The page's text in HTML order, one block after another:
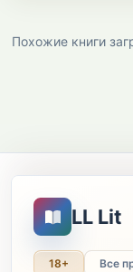
Похожие книги
LL Lit
18+ Все